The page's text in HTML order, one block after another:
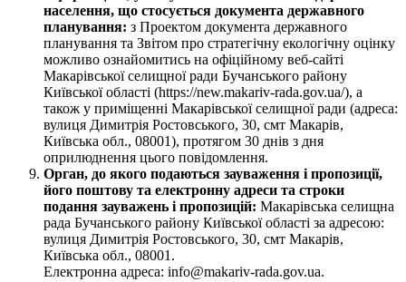
населення, що стосується документа державного
планування: з Проектом документа державного
планування та Звітом про стратегічну екологічну оцінку
можливо ознайомитись на офіційному веб-сайті
Макарівської селищної ради Бучанського району
Київської області (https://new.makariv-rada.gov.ua/), а
також у приміщенні Макарівської селищної ради (адреса:
вулиця Димитрія Ростовського, 30, смт Макарів,
Київська обл., 08001), протягом 30 днів з дня
оприлюднення цього повідомлення.
Орган, до якого подаються зауваження і пропозиції,
його поштову та електронну адреси та строки
подання зауважень і пропозицій: Макарівська селищна
рада Бучанського району Київської області за адресою:
вулиця Димитрія Ростовського, 30, смт Макарів,
Київська обл., 08001.
Електронна адреса: info@makariv-rada.gov.ua.